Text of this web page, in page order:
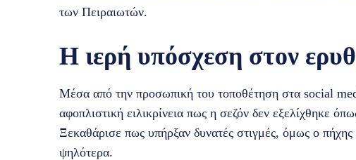
των Πειραιωτών.
Η ιερή υπόσχεση στον
Μέσα από την προσωπική του τοποθέτηση στα social
αφοπλιστική ειλικρίνεια πως η σεζόν δεν εξελίχθηκε
Ξεκαθάρισε πως υπήρξαν δυνατές στιγμές, όμως ο πήχης
ψηλότερα.